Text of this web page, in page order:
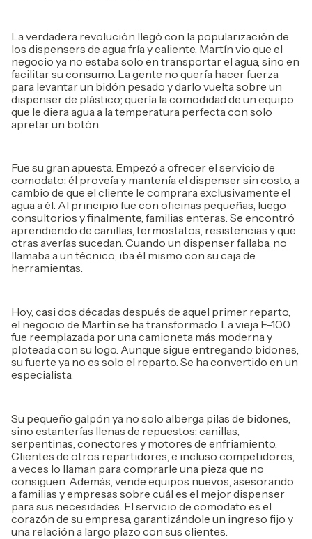
La verdadera revolución llegó con la popularización de
los dispensers de agua fría y caliente. Martín vio que el
negocio ya no estaba solo en transportar el agua, sino en
facilitar su consumo. La gente no quería hacer fuerza
para levantar un bidón pesado y darlo vuelta sobre un
dispenser de plástico; quería la comodidad de un equipo
que le diera agua a la temperatura perfecta con solo
apretar un botón.
Fue su gran apuesta. Empezó a ofrecer el servicio de
comodato: él proveía y mantenía el dispenser sin costo, a
cambio de que el cliente le comprara exclusivamente el
agua a él. Al principio fue con oficinas pequeñas, luego
consultorios y finalmente, familias enteras. Se encontró
aprendiendo de canillas, termostatos, resistencias y que
otras averías sucedan. Cuando un dispenser fallaba, no
llamaba a un técnico; iba él mismo con su caja de
herramientas.
Hoy, casi dos décadas después de aquel primer reparto,
el negocio de Martín se ha transformado. La vieja F-100
fue reemplazada por una camioneta más moderna y
ploteada con su logo. Aunque sigue entregando bidones,
su fuerte ya no es solo el reparto. Se ha convertido en un
especialista.
Su pequeño galpón ya no solo alberga pilas de bidones,
sino estanterías llenas de repuestos: canillas,
serpentinas, conectores y motores de enfriamiento.
Clientes de otros repartidores, e incluso competidores,
a veces lo llaman para comprarle una pieza que no
consiguen. Además, vende equipos nuevos, asesorando
a familias y empresas sobre cuál es el mejor dispenser
para sus necesidades. El servicio de comodato es el
corazón de su empresa, garantizándole un ingreso fijo y
una relación a largo plazo con sus clientes.